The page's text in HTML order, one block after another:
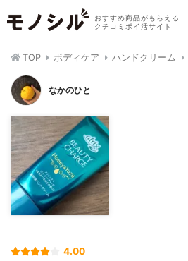
おすすめ商品がもらえる
クチコミポイ活サイト
TOP ボディケア ハンドクリーム
なかのひと
4.00